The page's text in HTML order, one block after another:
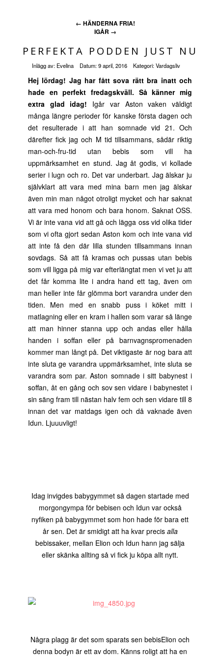
← HÄNDERNA FRIA!
IGÅR →
PERFEKTA PODDEN JUST NU
Inlägg av: Evelina Datum:9 april, 2016 Kategori:Vardagsliv
Hej lördag! Jag har fått sova rätt bra inatt och
hade en perfekt fredagskväll. Så känner mig
extra glad idag! Igår var Aston vaken väldigt
många längre perioder för kanske första dagen och
det resulterade i att han somnade vid 21. Och
därefter fick jag och M tid tillsammans, sådär riktig
man-och-fru-tid utan bebis som vill ha
uppmärksamhet en stund. Jag åt godis, vi kollade
serier i lugn och ro. Det var underbart. Jag älskar ju
självklart att vara med mina barn men jag älskar
även min man något otroligt mycket och har saknat
att vara med honom och bara honom. Saknat OSS.
Vi är inte vana vid att gå och lägga oss vid olika tider
som vi ofta gjort sedan Aston kom och inte vana vid
att inte få den där lilla stunden tillsammans innan
sovdags. Så att få kramas och pussas utan bebis
som vill ligga på mig var efterlängtat men vi vet ju att
det får komma lite i andra hand ett tag, även om
man heller inte får glömma bort varandra under den
tiden. Men med en snabb puss i köket mitt i
matlagning eller en kram i hallen som varar så länge
att man hinner stanna upp och andas eller hålla
handen i soffan eller på barnvagnspromenaden
kommer man långt på. Det viktigaste är nog bara att
inte sluta ge varandra uppmärksamhet, inte sluta se
varandra som par. Aston somnade i sitt babynest i
soffan, åt en gång och sov sen vidare i babynestet i
sin säng fram till nästan halv fem och sen vidare till 8
innan det var matdags igen och då vaknade även
Idun. Ljuuuvligt!
Idag invigdes babygymmet så dagen startade med
morgongympa för bebisen och Idun var också
nyfiken på babygymmet som hon hade för bara ett
år sen. Det är smidigt att ha kvar precis alla
bebissaker, mellan Elion och Idun hann jag sälja
eller skänka allting så vi fick ju köpa allt nytt.
Några plagg är det som sparats sen bebisElion och
denna bodyn är ett av dom. Känns roligt att ha en